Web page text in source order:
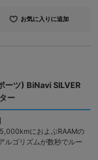
お気に入りに追加
ーツ) BiNavi SILVER
ー
におよぶRAAMの
ルゴリズムが数秒でルー